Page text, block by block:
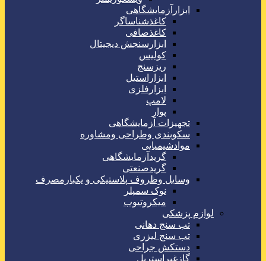
ابزارآزمایشگاهی
کاغذشناساگر
کاغذصافی
ابزارسنجش دیجیتال
کولیس
ریزسنج
ابزاراستیل
ابزارفلزی
لامپ
پوار
تجهیزات آزمایشگاهی
سکوبندی وطراحی ومشاوره
موادشیمیایی
گریدآزمایشگاهی
گریدصنعتی
وسایل وظروف پلاستیکی و یکبارمصرف
نوک سمپلر
میکروتیوب
لوازم پزشکی
تب سنج دهانی
تب سنج لیزری
دستکش جراحی
گازغیراستریل